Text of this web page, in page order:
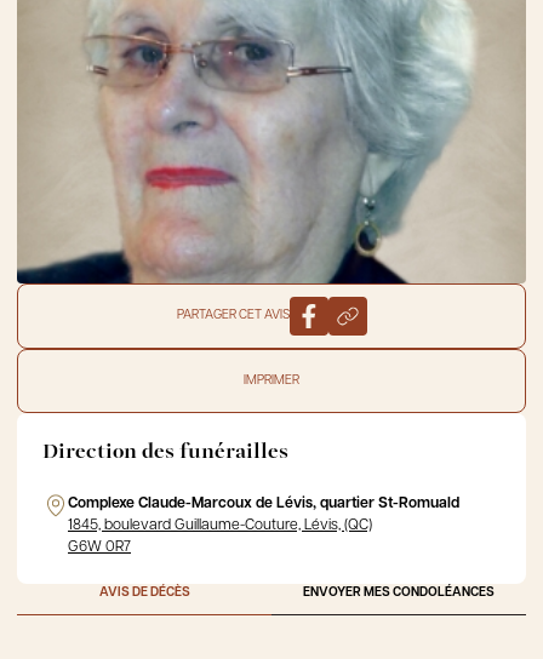
PARTAGER CET AVIS
IMPRIMER
Direction des funérailles
Complexe Claude-Marcoux de Lévis, quartier St-Romuald
1845, boulevard Guillaume-Couture, Lévis, (QC)
G6W 0R7
AVIS DE DÉCÈS ENVOYER MES CONDOLÉANCES